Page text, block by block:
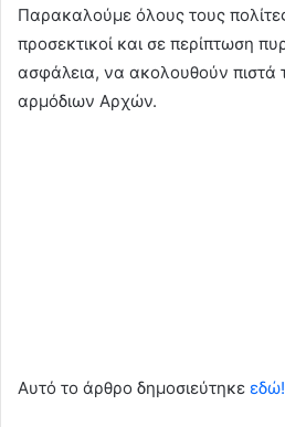
Παρακαλούμε όλους τους
προσεκτικοί και σε περίπτωση
ασφάλεια, να ακολουθούν πιστά
αρμόδιων Αρχών.
Αυτό το άρθρο δημοσιεύτηκε εδώ!